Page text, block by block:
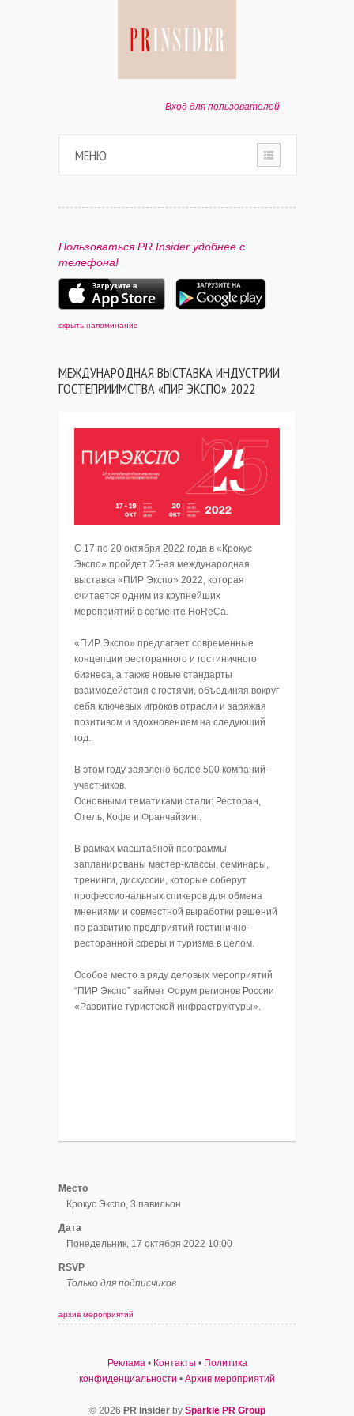
Вход для пользователей
МЕНЮ
ПАРТНЕРАМ
КОНТАКТЫ
Пользоваться PR Insider удобнее с
телефона!
скрыть напоминание
МЕЖДУНАРОДНАЯ ВЫСТАВКА ИНДУСТРИИ
ГОСТЕПРИИМСТВА «ПИР ЭКСПО» 2022
С 17 по 20 октября 2022 года в «Крокус
Экспо» пройдет 25-ая международная
выставка «ПИР Экспо» 2022, которая
считается одним из крупнейших
мероприятий в сегменте HoReCa.
«ПИР Экспо» предлагает современные
концепции ресторанного и гостиничного
бизнеса, а также новые стандарты
взаимодействия с гостями, объединяя вокруг
себя ключевых игроков отрасли и заряжая
позитивом и вдохновением на следующий
год.
В этом году заявлено более 500 компаний-
участников.
Основными тематиками стали: Ресторан,
Отель, Кофе и Франчайзинг.
В рамках масштабной программы
запланированы мастер-классы, семинары,
тренинги, дискуссии, которые соберут
профессиональных спикеров для обмена
мнениями и совместной выработки решений
по развитию предприятий гостинично-
ресторанной сферы и туризма в целом.
Особое место в ряду деловых мероприятий
“ПИР Экспо” займет Форум регионов России
«Развитие туристской инфраструктуры».
Место
Крокус Экспо, 3 павильон
Дата
Понедельник, 17 октября 2022 10:00
RSVP
Только для подписчиков
архив мероприятий
Реклама• Контакты • Политика
конфиденциальности • Архив мероприятий
© 2026 PR Insiderby Sparkle PR Group